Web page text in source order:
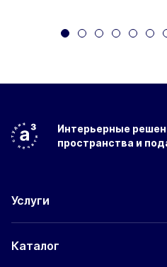
Интерьерные
пространства и
Услуги
Каталог